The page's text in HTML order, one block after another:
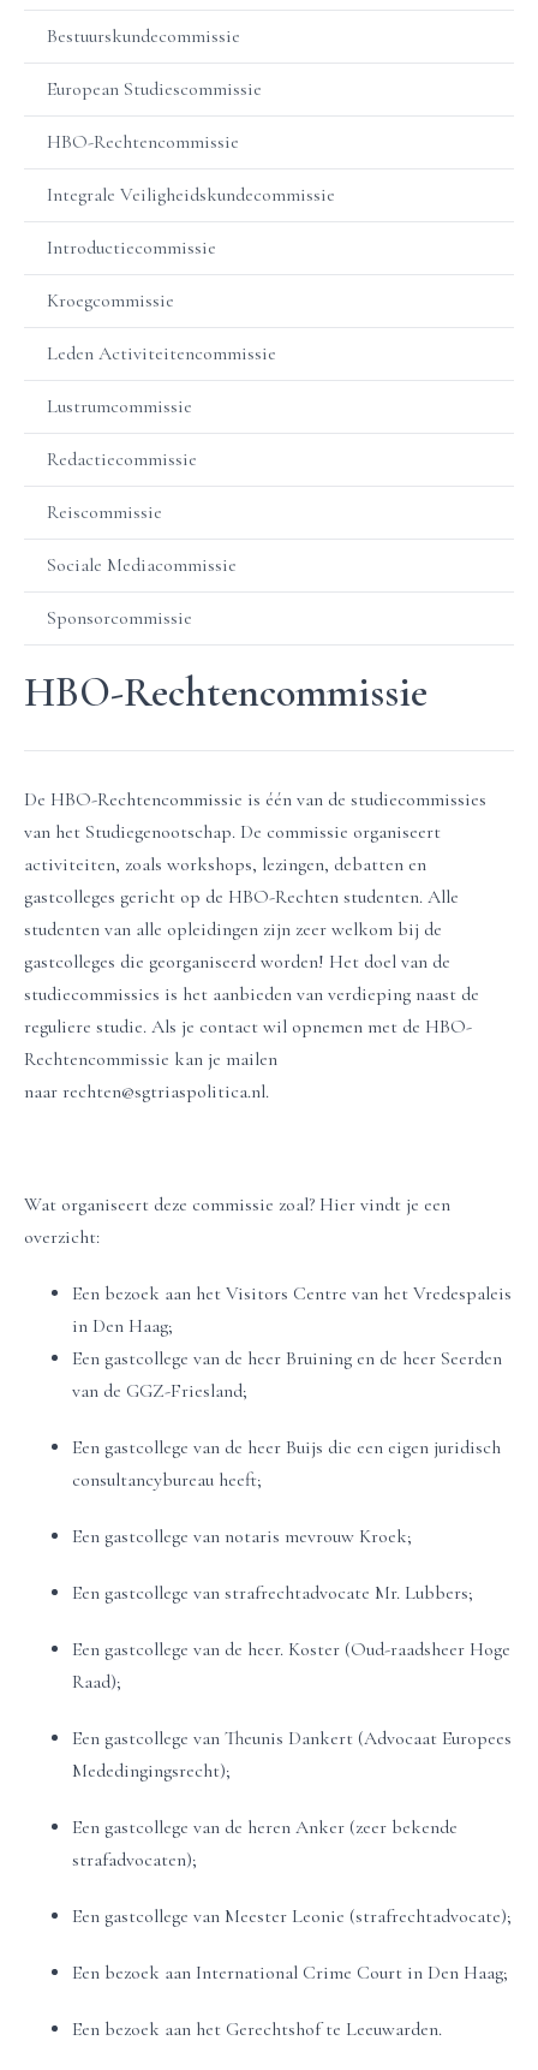
Bestuurskundecommissie
European Studiescommissie
HBO-Rechtencommissie
Integrale Veiligheidskundecommissie
Introductiecommissie
Kroegcommissie
Leden Activiteitencommissie
Lustrumcommissie
Redactiecommissie
Reiscommissie
Sociale Mediacommissie
Sponsorcommissie
HBO-Rechtencommissie
De HBO-Rechtencommissie is één van de studiecommissies
van het Studiegenootschap. De commissie organiseert
activiteiten, zoals workshops, lezingen, debatten en
gastcolleges gericht op de HBO-Rechten studenten. Alle
studenten van alle opleidingen zijn zeer welkom bij de
gastcolleges die georganiseerd worden! Het doel van de
studiecommissies is het aanbieden van verdieping naast de
reguliere studie. Als je contact wil opnemen met de HBO-
Rechtencommissie kan je mailen
naar rechten@sgtriaspolitica.nl​.
Wat organiseert deze commissie zoal? Hier vindt je een
overzicht:
Een bezoek aan het Visitors Centre van het Vredespaleis
in Den Haag;
Een gastcollege van de heer Bruining en de heer Seerden
van de GGZ-Friesland;
Een gastcollege van de heer Buijs die een eigen juridisch
consultancybureau heeft;
Een gastcollege van notaris mevrouw Kroek;
Een gastcollege van strafrechtadvocate Mr. Lubbers;
Een gastcollege van de heer. Koster (Oud-raadsheer Hoge
Raad);
Een gastcollege van Theunis Dankert (Advocaat Europees
Mededingingsrecht);
Een gastcollege van de heren Anker (zeer bekende
strafadvocaten);
Een gastcollege van Meester Leonie (strafrechtadvocate);
Een bezoek aan International Crime Court in Den Haag;
Een bezoek aan het Gerechtshof te Leeuwarden.